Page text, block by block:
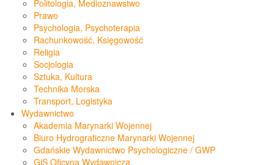
Politologia, Medioznawstwo
Prawo
Psychologia, Psychoterapia
Rachunkowość, Księgowość
Religia
Socjologia
Sztuka, Kultura
Technika Morska
Transport, Logistyka
Wydawnictwo
Akademia Marynarki Wojennej
Biuro Hydrograficzne Marynarki Wojennej
Gdańskie Wydawnictwo Psychologiczne / GWP
GiS Oficyna Wydawnicza